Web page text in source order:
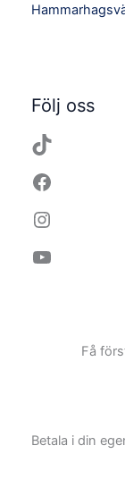
Följ oss
TikTok
Facebook
Instagram
YouTube
Få
Betala i din